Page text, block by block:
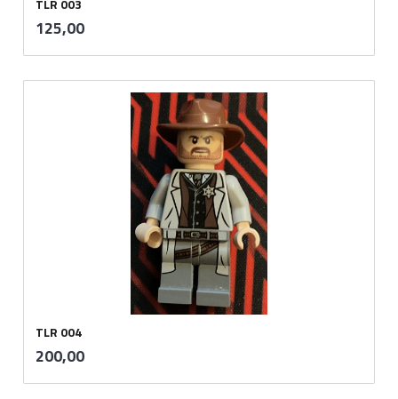
TLR 003
Pris
125,00mva.
TLR 004
Pris
200,00mva.